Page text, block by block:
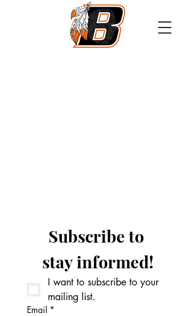
Subscribe to
stay informed!
I want to subscribe to your
mailing list.
Email *